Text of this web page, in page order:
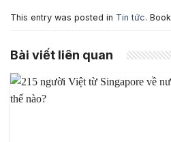
This entry was posted in Tin tức.
Bài viết liên quan